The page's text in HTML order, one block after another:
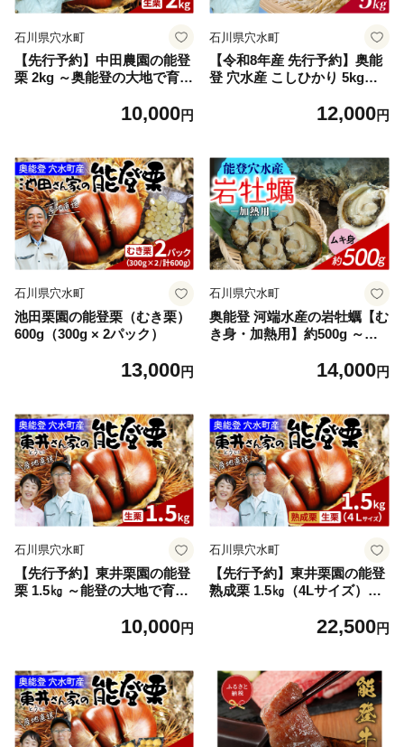
石川県穴水町
【先行予約】中田農園の能登
栗 2kg ～奥能登の大地で育っ
10,000円
石川県穴水町
【令和8年産 先行予約】奥能
登 穴水産 こしひかり 5kg【2
kg 無洗米 減農薬 奥能登 能登
12,000円
石川県穴水町
池田栗園の能登栗（むき栗）
600g（300g × 2パック）
13,000円
石川県穴水町
奥能登 河端水産の岩牡蠣【む
き身・加熱用】約500g ～鮮
魚介類 魚貝類 貝 海の幸 海の
き カキ
14,000円
石川県穴水町
【先行予約】東井栗園の能登
栗 1.5㎏ ～能登の大地で育っ
果物
10,000円
石川県穴水町
【先行予約】東井栗園の能登
熟成栗 1.5㎏（4Lサイズ）～
【2026年10月下旬以降順次発
はん 焼き栗 国産 果物
22,500円